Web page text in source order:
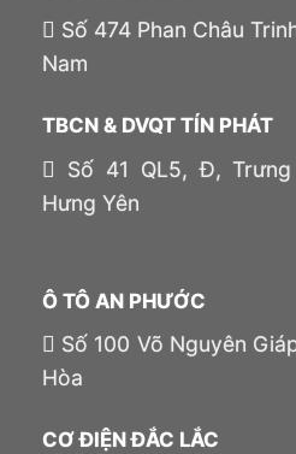
Số 474 Phan Châu
Nam
TBCN & DVQT TÍN PHÁT
Số 41 QL5, Đ,
Hưng Yên
Ô TÔ AN PHƯỚC
Số 100 Võ Nguyên
Hòa
CƠ ĐIỆN ĐẮC LẮC